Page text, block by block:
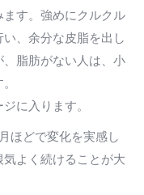
す。強めにクルクル
、余分な皮脂を出し
脂肪がない人は、小
に入ります。
ほどで変化を実感し
よく続けることが大